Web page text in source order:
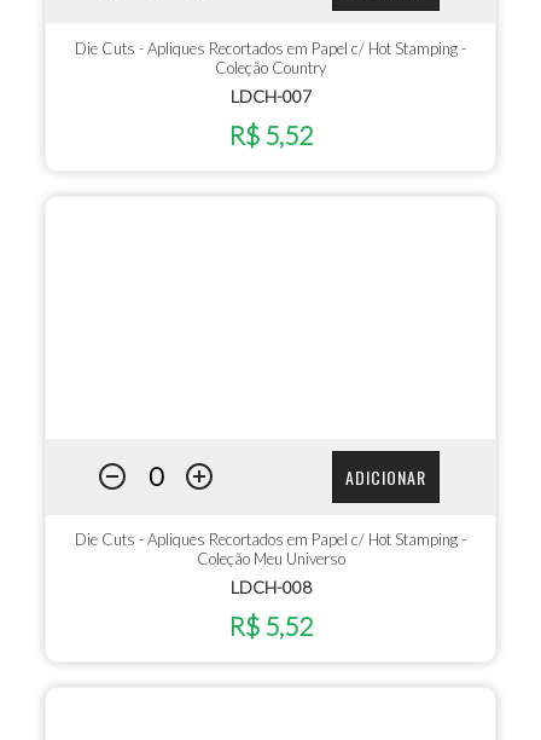
Die Cuts - Apliques Recortados em Papel c/ Hot Stamping -
Coleção Country
LDCH-007
R$ 5,52
ADICIONAR
Die Cuts - Apliques Recortados em Papel c/ Hot Stamping -
Coleção Meu Universo
LDCH-008
R$ 5,52